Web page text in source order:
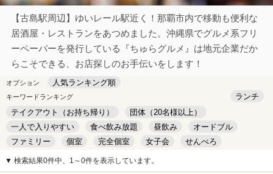
【古島駅周辺】ゆいレール駅近く！那覇市内で移動も便利な
居酒屋・レストランをあつめました。沖縄県でグルメ系フリ
ーペーパーを発行している『ちゅらグルメ』は地元企業だか
らこそできる、お店探しのお手伝いをします！
オプション 人気ランキング順
キーワードランキング
ランチ
テイクアウト（お持ち帰り）
団体（20名様以上）
一人で入りやすい
食べ飲み放題 昼飲み
オードブル
ファミリー
個室 完全個室 女子会
せんべろ
キッズルーム
安い デート
▼ 検索結果0件中、1～0件を表示しています。